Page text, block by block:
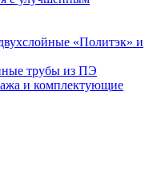
«Политэк» и
трубы из ПЭ
и комплектующие